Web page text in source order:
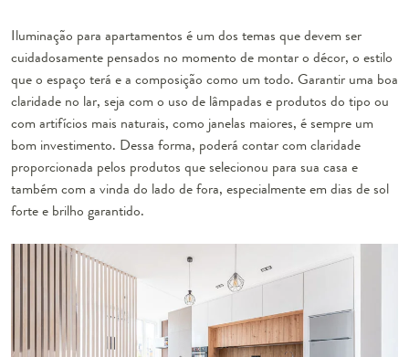
Iluminação para apartamentos é um dos temas que devem ser
cuidadosamente pensados no momento de montar o décor, o estilo
que o espaço terá e a composição como um todo. Garantir uma boa
claridade no lar, seja com o uso de lâmpadas e produtos do tipo ou
com artifícios mais naturais, como janelas maiores, é sempre um
bom investimento. Dessa forma, poderá contar com claridade
proporcionada pelos produtos que selecionou para sua casa e
também com a vinda do lado de fora, especialmente em dias de sol
forte e brilho garantido.